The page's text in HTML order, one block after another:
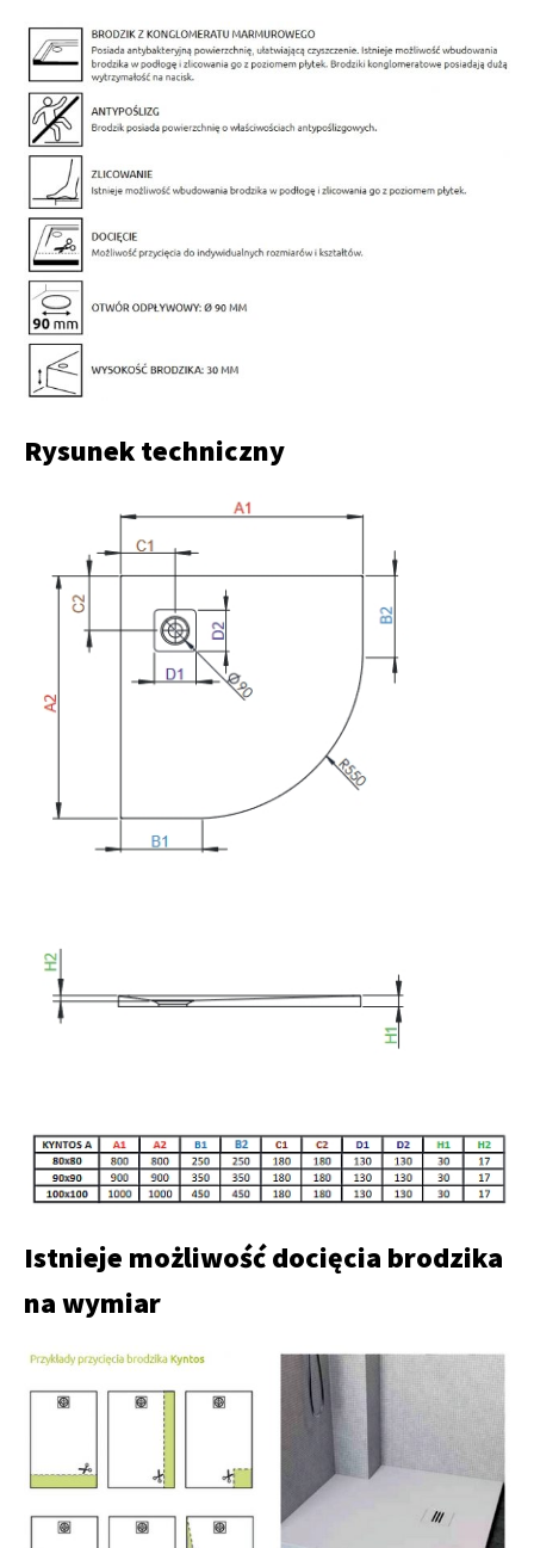
Rysunek techniczny
Istnieje możliwość docięcia brodzika
na wymiar